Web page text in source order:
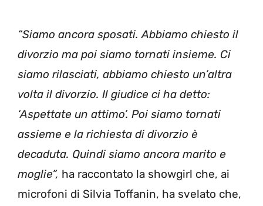
“Siamo ancora sposati. Abbiamo chiesto il
divorzio ma poi siamo tornati insieme. Ci
siamo rilasciati, abbiamo chiesto un’altra
volta il divorzio. Il giudice ci ha detto:
‘Aspettate un attimo’. Poi siamo tornati
assieme e la richiesta di divorzio è
decaduta. Quindi siamo ancora marito e
moglie”, ha raccontato la showgirl che, ai
microfoni di Silvia Toffanin, ha svelato che,